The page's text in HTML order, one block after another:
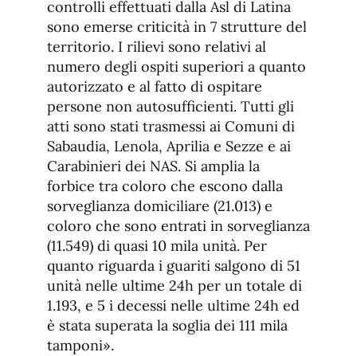
controlli effettuati dalla Asl di Latina
sono emerse criticità in 7 strutture del
territorio. I rilievi sono relativi al
numero degli ospiti superiori a quanto
autorizzato e al fatto di ospitare
persone non autosufficienti. Tutti gli
atti sono stati trasmessi ai Comuni di
Sabaudia, Lenola, Aprilia e Sezze e ai
Carabinieri dei NAS. Si amplia la
forbice tra coloro che escono dalla
sorveglianza domiciliare (21.013) e
coloro che sono entrati in sorveglianza
(11.549) di quasi 10 mila unità. Per
quanto riguarda i guariti salgono di 51
unità nelle ultime 24h per un totale di
1.193, e 5 i decessi nelle ultime 24h ed
è stata superata la soglia dei 111 mila
tamponi».